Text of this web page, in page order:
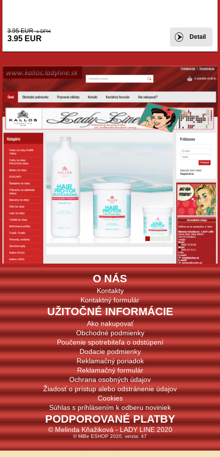
3.95 EURs DPH
3.95 EUR Detail
O NÁS
Kontakty
Kontaktný formulár
UŽITOČNÉ INFORMÁCIE
Ako nakupovať
Obchodné podmienky
Poučenie spotrebiteľa o odstúpení
Dodacie podmienky
Reklamačný poriadok
Reklamačný formulár
Ochrana osobných údajov
Žiadosť o prístup alebo odstránenie údajov
Cookies
Súhlas s prihlásením k odberu noviniek
PODPOROVANÉ PLATBY
© Melinda Kňažiková - LADY LINE 2020
© MiBe ESHOP 2020, verzia: 47